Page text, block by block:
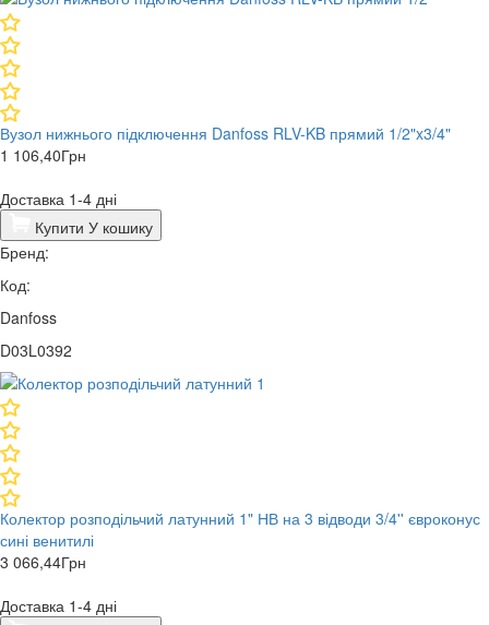
Вузол нижнього підключення Danfoss RLV-KB прямий 1/2"x3/4"
1 106,40Грн
Доставка 1-4 дні
Купити У кошику
Бренд:
Код:
Danfoss
D03L0392
Колектор розподільчий латунний 1" НВ на 3 відводи 3/4'' євроконус
сині венитилі
3 066,44Грн
Доставка 1-4 дні